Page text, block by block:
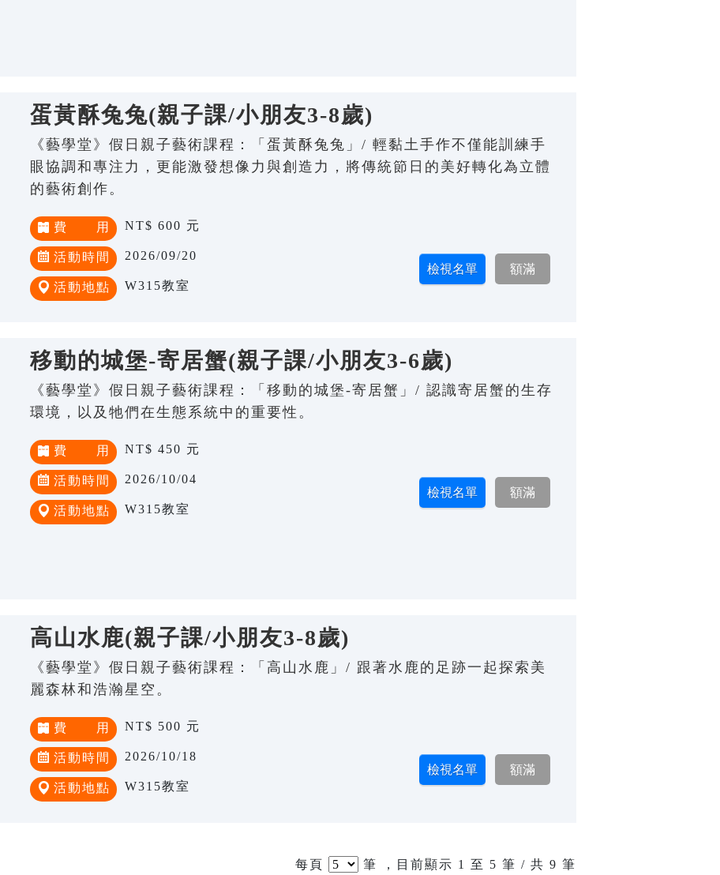
蛋黃酥兔兔(親子課/小朋友3-8歲)
《藝學堂》假日親子藝術課程：「蛋黃酥兔兔」/ 輕黏土手作不僅能訓練手
眼協調和專注力，更能激發想像力與創造力，將傳統節日的美好轉化為立體
的藝術創作。
費 用 NT$ 600 元
活動時間 2026/09/20
活動地點 W315教室
移動的城堡-寄居蟹(親子課/小朋友3-6歲)
《藝學堂》假日親子藝術課程：「移動的城堡-寄居蟹」/ 認識寄居蟹的生存
環境，以及牠們在生態系統中的重要性。
費 用 NT$ 450 元
活動時間 2026/10/04
活動地點 W315教室
高山水鹿(親子課/小朋友3-8歲)
《藝學堂》假日親子藝術課程：「高山水鹿」/ 跟著水鹿的足跡一起探索美
麗森林和浩瀚星空。
費 用 NT$ 500 元
活動時間 2026/10/18
活動地點 W315教室
每頁 筆 ，目前顯示 1 至 5 筆 / 共 9 筆